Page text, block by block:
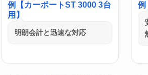
例【カーポートST 3000 3台
用】
明朗会計と迅速な対応
例